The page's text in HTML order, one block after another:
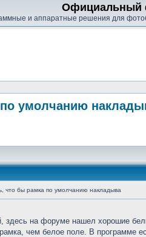
Официальный
и аппаратные решения для
умолчанию
что бы рамка по умолчанию накладыва
здесь на форуме нашел хорошие
чем белое поле. В программе